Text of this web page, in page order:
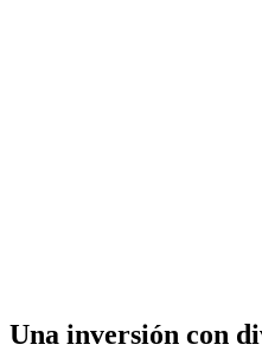
Una inversión con